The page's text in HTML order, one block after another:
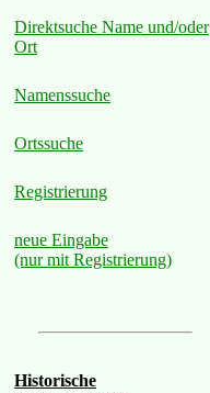
Direktsuche Name und/oder
Ort
Namenssuche
Ortssuche
Registrierung
neue Eingabe
(nur mit Registrierung)
Historische